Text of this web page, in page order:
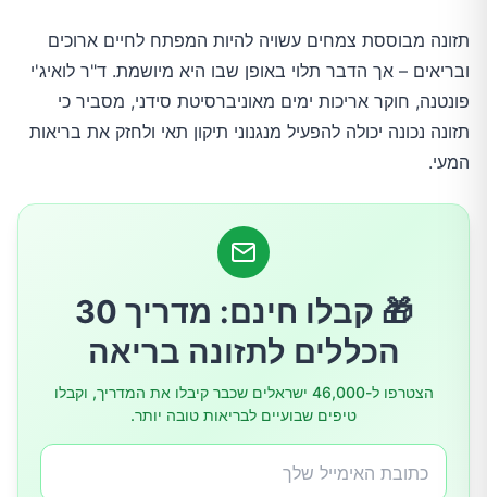
כיצד תזונה מבוססת צמחים תורמת לאריכות
ימים?
מנגנוני תיקון תאי והפחתת דלקת
טעות נפוצה: מזון צמחי מעובד
הוספת דגנים מלאים
צריכת קטניות מגוונות
שימוש בשומנים בלתי רוויים
תזונה מבוססת צמחים עשויה להיות המפתח לחיים ארוכים
ובריאים – אך הדבר תלוי באופן שבו היא מיושמת. ד"ר לואיג'י
פונטנה, חוקר אריכות ימים מאוניברסיטת סידני, מסביר כי
תזונה נכונה יכולה להפעיל מנגנוני תיקון תאי ולחזק את בריאות
המעי.
🎁 קבלו חינם: מדריך 30
הכללים לתזונה בריאה
הצטרפו ל-46,000 ישראלים שכבר קיבלו את המדריך, וקבלו
טיפים שבועיים לבריאות טובה יותר.